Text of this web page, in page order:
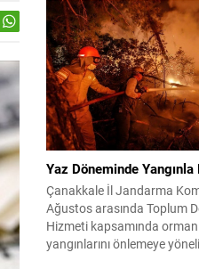
Yaz Döneminde
Çanakkale İl Jandarma
Ağustos arasında Toplum
Hizmeti kapsamında orman
yangınlarını önlemeye